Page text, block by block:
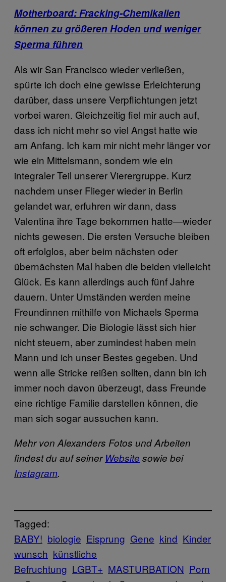
Motherboard: Fracking-Chemikalien
können zu größeren Hoden und weniger
Sperma führen
Als wir San Francisco wieder verließen,
spürte ich doch eine gewisse Erleichterung
darüber, dass unsere Verpflichtungen jetzt
vorbei waren. Gleichzeitig fiel mir auch auf,
dass ich nicht mehr so viel Angst hatte wie
am Anfang. Ich kam mir nicht mehr länger vor
wie ein Mittelsmann, sondern wie ein
integraler Teil unserer Vierergruppe. Kurz
nachdem unser Flieger wieder in Berlin
gelandet war, erfuhren wir dann, dass
Valentina ihre Tage bekommen hatte—wieder
nichts gewesen. Die ersten Versuche bleiben
oft erfolglos, aber beim nächsten oder
übernächsten Mal haben die beiden vielleicht
Glück. Es kann allerdings auch fünf Jahre
dauern. Unter Umständen werden meine
Freundinnen mithilfe von Michaels Sperma
nie schwanger. Die Biologie lässt sich hier
nicht steuern, aber zumindest haben mein
Mann und ich unser Bestes gegeben. Und
wenn alle Stricke reißen sollten, dann bin ich
immer noch davon überzeugt, dass Freunde
eine richtige Familie darstellen können, die
man sich sogar aussuchen kann.
Mehr von Alexanders Fotos und Arbeiten
findest du auf seinerWebsite sowie bei
Instagram.
Tagged:
BABY! biologie Eisprung Gene kind Kinder
wunsch künstliche
Befruchtung LGBT+ MASTURBATION Porn